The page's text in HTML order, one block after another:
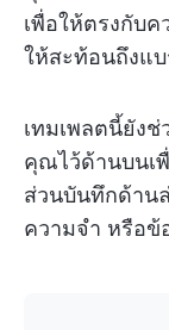
เพื่อให้ตรงกับ
ให้สะท้อนถึงแ
เทมเพลตนี้ยัง
คุณไว้ด้านบนเ
ส่วนบันทึกด้าน
ความจำ หรือข้